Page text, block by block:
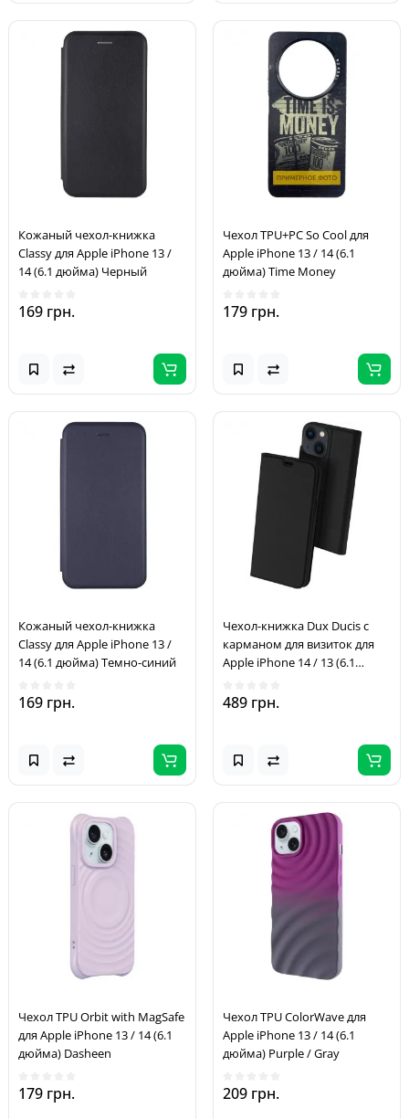
Кожаный чехол-книжка
Classy для Apple iPhone 13 /
14 (6.1 дюйма) Черный
169 грн.
Чехол TPU+PC So Cool для
Apple iPhone 13 / 14 (6.1
дюйма) Time Money
179 грн.
Кожаный чехол-книжка
Classy для Apple iPhone 13 /
14 (6.1 дюйма) Темно-синий
169 грн.
Чехол-книжка Dux Ducis с
карманом для визиток для
Apple iPhone 14 / 13 (6.1
489 грн.
Чехол TPU Orbit with MagSafe
для Apple iPhone 13 / 14 (6.1
дюйма) Dasheen
179 грн.
Чехол TPU ColorWave для
Apple iPhone 13 / 14 (6.1
дюйма) Purple / Gray
209 грн.